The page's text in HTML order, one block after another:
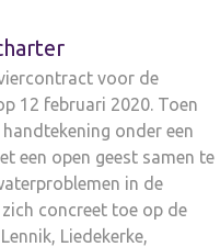
voor de
12 februari 2020. Toen
onder een
een open geest samen te
in de
concreet toe op de
Liedekerke,